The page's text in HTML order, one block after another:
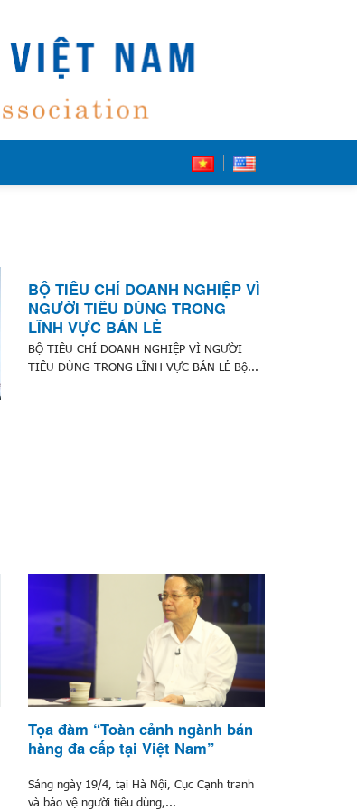
BỘ TIÊU CHÍ DOANH NGHIỆP VÌ
NGƯỜI TIÊU DÙNG TRONG
LĨNH VỰC BÁN LẺ
BỘ TIÊU CHÍ DOANH NGHIỆP VÌ NGƯỜI
TIÊU DÙNG TRONG LĨNH VỰC BÁN LẺ Bộ...
Tọa đàm “Toàn cảnh ngành bán
hàng đa cấp tại Việt Nam”
Sáng ngày 19/4, tại Hà Nội, Cục Cạnh tranh
và bảo vệ người tiêu dùng,...